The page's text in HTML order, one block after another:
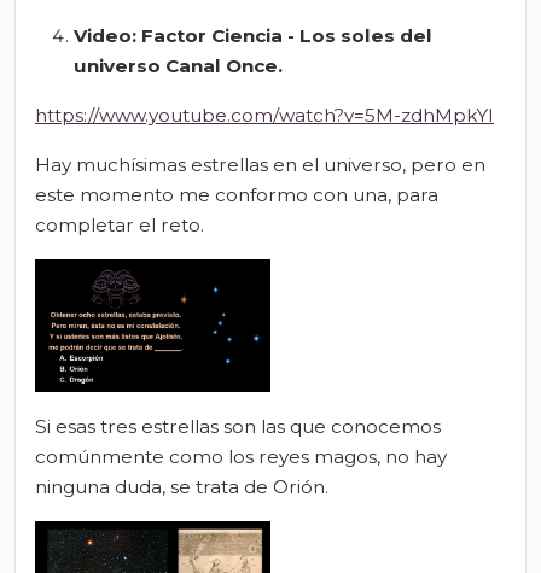
Video: Factor Ciencia - Los soles del
universo Canal Once.
https://www.youtube.com/watch?v=5M-zdhMpkYI
Hay muchísimas estrellas en el universo, pero en
este momento me conformo con una, para
completar el reto.
Si esas tres estrellas son las que conocemos
comúnmente como los reyes magos, no hay
ninguna duda, se trata de Orión.